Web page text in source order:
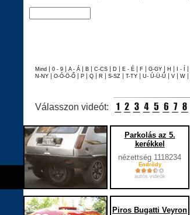
Mind | 0 - 9 | A - Á | B | C-CS | D | E - É | F | G-GY | H | I - Í |
N-NY | O-Ó-Ö-Ő | P | Q | R | S-SZ | T-TY | U- Ú-Ü-Ű | V | W |
Válasszon videót:
Parkolás az 5.
kerékkel
nézettség 1118234
Endrõdy
autós videók
Piros Bugatti Veyron